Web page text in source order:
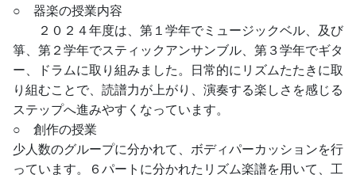
○　器楽の授業内容
２０２４年度は、第１学年でミュージックベル、及び
箏、第２学年でスティックアンサンブル、第３学年でギタ
ー、ドラムに取り組みました。日常的にリズムたたきに取
り組むことで、読譜力が上がり、演奏する楽しさを感じる
ステップへ進みやすくなっています。
○　創作の授業
少人数のグループに分かれて、ボディパーカッションを行
っています。６パートに分かれたリズム楽譜を用いて、工